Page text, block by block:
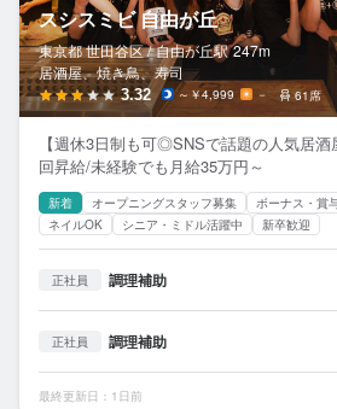
スシスミビ 自由が丘
東京都 世田谷区 / 自由が丘駅 247m
居酒屋、焼き鳥、寿司
3.32 ～￥4,999 － 61席
【週休3日制も可◎SNSで話題の人気居
回昇給/未経験でも月給35万円～
新着 オープニングスタッフ募集 ボーナス・賞
ネイルOK
シニア・ミドル活躍中 新卒歓迎
正社員 調理補助
正社員 調理補助
最終更新日：1日前